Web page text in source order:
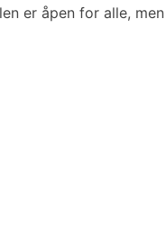
er åpen for alle,